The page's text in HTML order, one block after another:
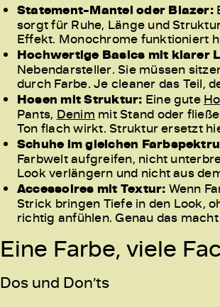
Statement-Mantel oder Blazer:
sorgt für Ruhe, Länge und
Effekt. Monochrome funktioniert
Hochwertige Basics mit klarer
Nebendarsteller. Sie müssen
durch Farbe. Je cleaner das Teil,
Hosen mit Struktur: Eine gute
Pants, Denim mit Stand oder
Ton flach wirkt. Struktur ersetzt
Schuhe im gleichen
Farbwelt aufgreifen, nicht
Look verlängern und nicht aus
Accessoires mit Textur: Wenn
Strick bringen Tiefe in den Look,
richtig anfühlen. Genau das
Eine Farbe, viele
Dos und Don’ts